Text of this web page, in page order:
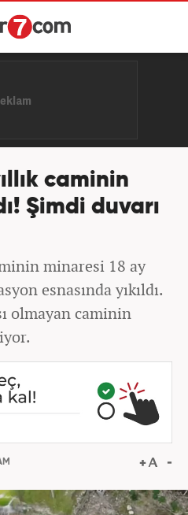
caminin
Şimdi duvarı
minaresi 18 ay
esnasında yıkıldı.
olmayan caminin